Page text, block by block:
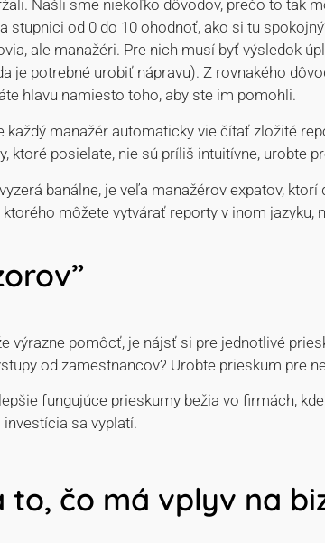
Našli sme niekoľko dôvodov, prečo to tak
stupnici od 0 do 10 ohodnoť, ako si tu
ale manažéri. Pre nich musí byť výsledok
je potrebné urobiť nápravu). Z rovnakého
hlavu namiesto toho, aby ste im pomohli.
manažér automaticky vie čítať zložité
ktoré posielate, nie sú príliš intuitívne, urobte
banálne, je veľa manažérov expatov,
môžete vytvárať reporty v inom jazyku,
výrazne pomôcť, je nájsť si pre jednotlivé
od zamestnancov? Urobte prieskum pre
fungujúce prieskumy bežia vo firmách,
sa vyplatí.
čo má vplyv na